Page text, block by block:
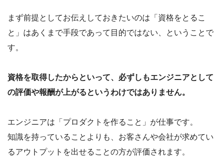
まず前提としてお伝えしておきたいのは「資格をとるこ
と」はあくまで手段であって目的ではない、ということで
す。
資格を取得したからといって、必ずしもエンジニアとして
の評価や報酬が上がるというわけではありません。
エンジニアは「プロダクトを作ること」が仕事です。
知識を持っていることよりも、お客さんや会社が求めてい
るアウトプットを出せることの方が評価されます。